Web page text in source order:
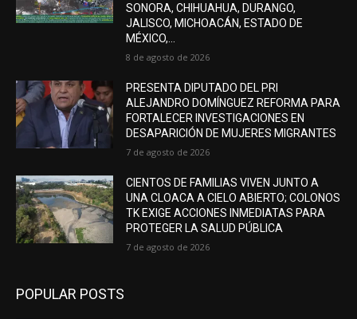
SONORA, CHIHUAHUA, DURANGO,
JALISCO, MICHOACÁN, ESTADO DE
MÉXICO,...
8 de agosto de 2026
PRESENTA DIPUTADO DEL PRI
ALEJANDRO DOMÍNGUEZ REFORMA PARA
FORTALECER INVESTIGACIONES EN
DESAPARICIÓN DE MUJERES MIGRANTES
7 de agosto de 2026
CIENTOS DE FAMILIAS VIVEN JUNTO A
UNA CLOACA A CIELO ABIERTO; COLONOS
TK EXIGE ACCIONES INMEDIATAS PARA
PROTEGER LA SALUD PÚBLICA
7 de agosto de 2026
POPULAR POSTS